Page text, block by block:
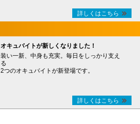
詳しくはこちら
オキュバイトが新しくなりました！
装い一新、中身も充実。毎日をしっかり支え
る
2つのオキュバイトが新登場です。
詳しくはこちら